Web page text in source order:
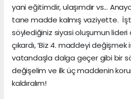
yani eğitimdir, ulaşımdır vs...
tane madde kalmış vaziyette.
söylediğiniz siyasi oluşumun lideri
çıkardı, ‘Biz 4. maddeyi değişmek
vatandaşla dalga geçer gibi bir
değişelim ve ilk üç maddenin
kaldıralım!